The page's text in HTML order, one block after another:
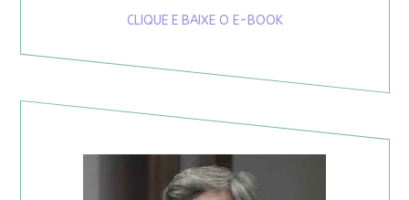
CLIQUE E BAIXE O E-BOOK